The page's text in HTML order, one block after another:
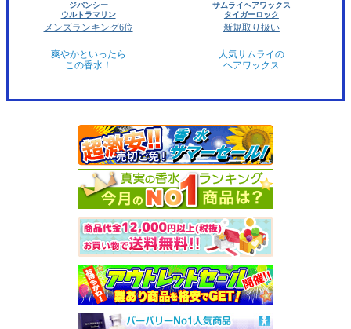
ジバンシー
ウルトラマリン
メンズランキング6位
爽やかといったら
この香水！
サムライヘアワックス
タイガーロック
新規取り扱い
人気サムライの
ヘアワックス